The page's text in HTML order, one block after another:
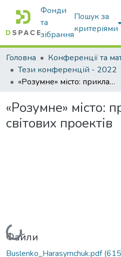
Фонди
та
зібрання
Пошук за
критеріями
Головна
Тези конференцій - 2022
«Розумне» місто: приклади світових проектів
«Розумне» місто:
світових проектів
Вантажиться...
Файли
Buslenko_Harasymchuk.pdf